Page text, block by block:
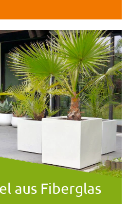
aus Fiberglas